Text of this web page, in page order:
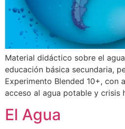
Material didáctico sobre el
educación básica secundaria,
Experimento Blended 10+, con
acceso al agua potable y crisis
El Agua